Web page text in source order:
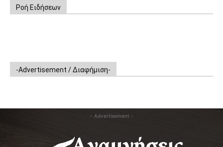
Ροή Ειδήσεων
-Advertisement / Διαφήμιση-
- Advertisement -